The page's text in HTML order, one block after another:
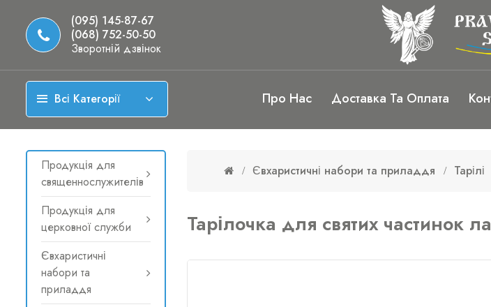
(095) 145-87-67
(068) 752-50-50
Зворотній дзвінок
Всі Категорії Про Нас Доставка Та Оплата
Продукція для
священнослужителів
Продукція для
церковної служби
Євхаристичні
набори та
приладдя
Євхаристичні набори та приладдя Тарілі
Тарілочка для святих частинок